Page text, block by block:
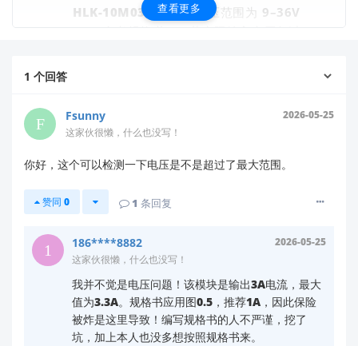
HLK-10M03B 的输入电压范围为 9–36V
在 9–36V 范围内，并检查电源是否有浪涌（如
电机/继电器共用电源时易产生反电动势）。
输出端短路或过载
若负载短路或瞬时电流超过 10A（例如电机启
关键线索：您提供的 PCB 原理图中，C10/C11
为输入滤波电容。若电容容量过大（如
>470μF），启动时的浪涌电流可能远超保险丝
承受能力（规格书推荐值通常 ≤100μF）。
保险丝规格匹配问题
查看更多
1 个回答
Fsunny
2026-05-25
这家伙很懒，什么也没写！
你好，这个可以检测一下电压是不是超过了最大范围。
赞同 0 1 条回复
186****8882
2026-05-25
这家伙很懒，什么也没写！
我并不觉是电压问题！该模块是输出3A电流，最大
值为3.3A。规格书应用图0.5，推荐1A，因此保险
被炸是这里导致！编写规格书的人不严谨，挖了
坑，加上本人也没多想按照规格书来。